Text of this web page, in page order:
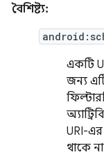
বৈশিষ্ট্য:
একটি
জন্য
URI-
থাকে